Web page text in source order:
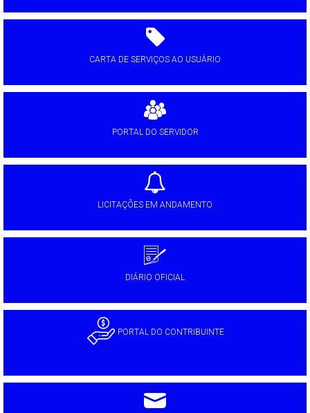
CARTA DE SERVIÇOS AO USUÁRIO
PORTAL DO SERVIDOR
LICITAÇÕES EM ANDAMENTO
DIÁRIO OFICIAL
PORTAL DO CONTRIBUINTE